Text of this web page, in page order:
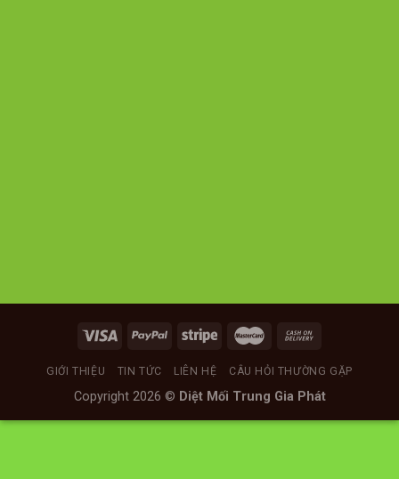
GIỚI THIỆU TIN TỨC LIÊN HỆ CÂU HỎI THƯỜNG GẶP
Copyright 2026 © Diệt Mối Trung Gia Phát